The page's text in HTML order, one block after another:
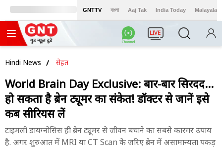
GNTTV বাংলা Aaj Tak India Today Malayalam
LIVE
Hindi News सेहत
World Brain Day Exclusive: बार-बार सिरदर्द...
हो सकता है ब्रेन ट्यूमर का संकेत! डॉक्टर से जानें इसे
कब सीरियस लें
टाइमली डायग्नोसिस ही ब्रेन ट्यूमर से जीवन बचाने का सबसे कारगर उपाय
है. अगर शुरुआत में MRI या CT Scan के जरिए ब्रेन में असामान्यता पकड़